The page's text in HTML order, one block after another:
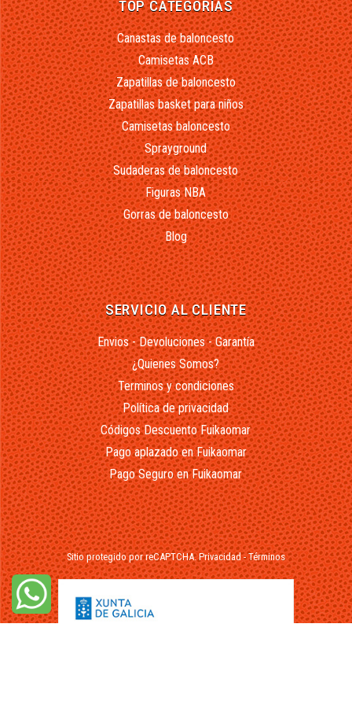
TOP CATEGORÍAS
Canastas de baloncesto
Camisetas ACB
Zapatillas de baloncesto
Zapatillas basket para niños
Camisetas baloncesto
Sprayground
Sudaderas de baloncesto
Figuras NBA
Gorras de baloncesto
Blog
SERVICIO AL CLIENTE
Envios - Devoluciones - Garantía
¿Quienes Somos?
Terminos y condiciones
Política de privacidad
Códigos Descuento Fuikaomar
Pago aplazado en Fuikaomar
Pago Seguro en Fuikaomar
Sitio protegido por reCAPTCHA.Privacidad-Términos